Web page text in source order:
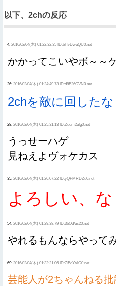
以下、2chの反応
4: 2016/02/04(木) 01:22:32.35 ID:bHvDwuQU0.net
かかってこいやボ～～
26: 2016/02/04(木) 01:24:49.73 ID:d8E26OVN0.net
2chを敵に回したな
28: 2016/02/04(木) 01:25:31.13 ID:Zuem2uIg0.net
うっせーハゲ
見ねえよヴォケカス
35: 2016/02/04(木) 01:26:07.22 ID:yQPMRDZu0.net
よろしい、
54: 2016/02/04(木) 01:29:38.79 ID:3bOd/us20.net
やれるもんならやって
69: 2016/02/04(木) 01:32:21.06 ID:7iEoYVlO0.net
芸能人が2ちゃんねる